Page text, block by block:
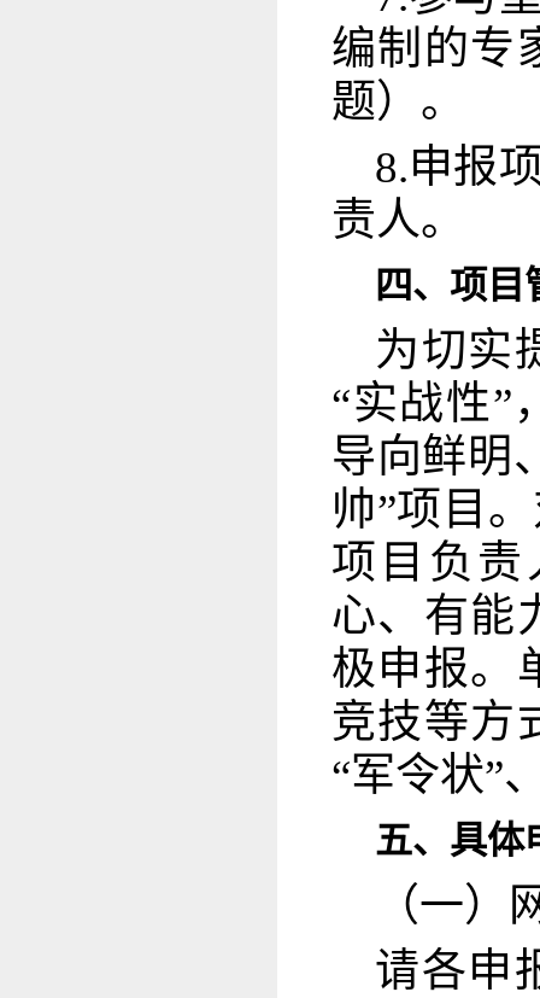
编制的专
题）。
8.申报
责人。
四、项目
为切实
“实战性”
导向鲜明
帅”项目
项目负责
心、有能
极申报。
竞技等方
“军令状”
五、具体
（一）
请各申